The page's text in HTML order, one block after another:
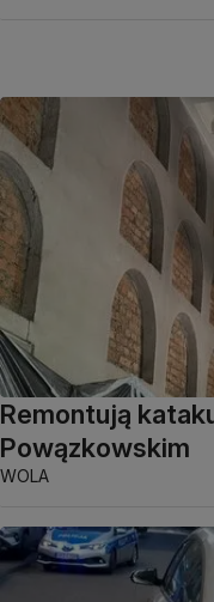
Remontują
Powązkowskim
WOLA